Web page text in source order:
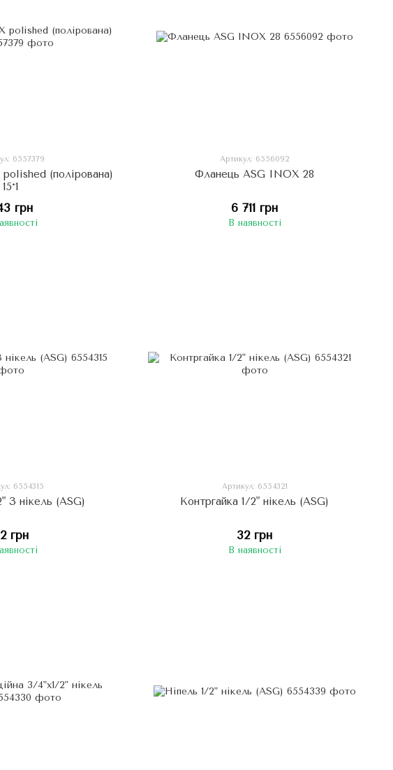
6557379
(полірована)
15*1
грн
Артикул: 6556092
Фланець ASG INOX 28
6 711 грн
В наявності
6554315
З нікель (ASG)
грн
Артикул: 6554321
Контргайка 1/2" нікель (ASG)
32 грн
В наявності